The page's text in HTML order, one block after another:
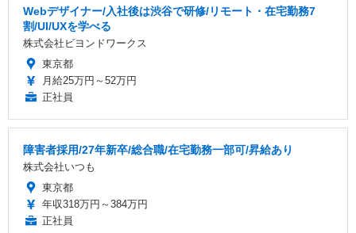
Webデザイナー/入社後は渋谷で研修/リモート・在宅勤務7
割/UI/UXを学べる
株式会社ビヨンドワークス
東京都
月給25万円～52万円
正社員
障害者採用/27年新卒/総合職/在宅勤務一部可/昇給あり
株式会社いつも
東京都
年収318万円～384万円
正社員